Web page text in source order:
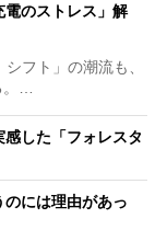
のストレス」解
フト」の潮流も、
…
感した「フォレスタ
には理由があっ